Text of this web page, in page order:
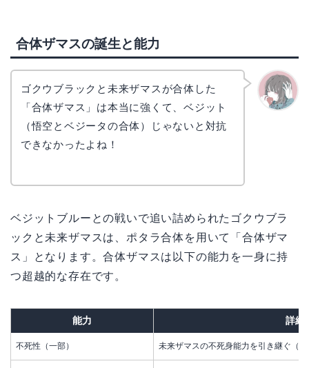
合体ザマスの誕生と能力
ゴクウブラックと未来ザマスが合体した
「合体ザマス」は本当に強くて、ベジット
（悟空とベジータの合体）じゃないと対抗
できなかったよね！
ベジットブルーとの戦いで追い詰められたゴクウブラ
ックと未来ザマスは、ポタラ合体を用いて「合体ザマ
ス」となります。合体ザマスは以下の能力を一身に持
つ超越的な存在です。
能力 詳細
不死性（一部） 未来ザマスの不死身能力を引き継ぐ（